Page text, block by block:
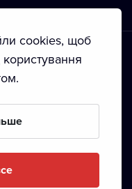
• Автoрські права
cookies, щоб